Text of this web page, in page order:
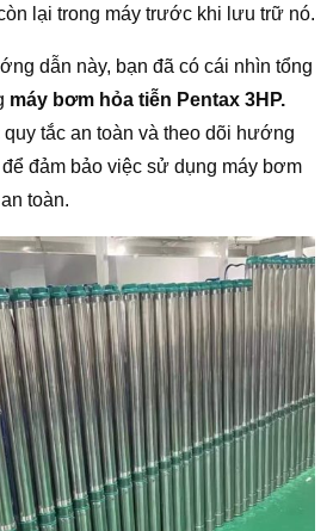
lại trong máy trước khi lưu trữ nó.
dẫn này, bạn đã có cái nhìn tổng
máy bơm hỏa tiễn Pentax 3HP.
tắc an toàn và theo dõi hướng
đảm bảo việc sử dụng máy bơm
toàn.